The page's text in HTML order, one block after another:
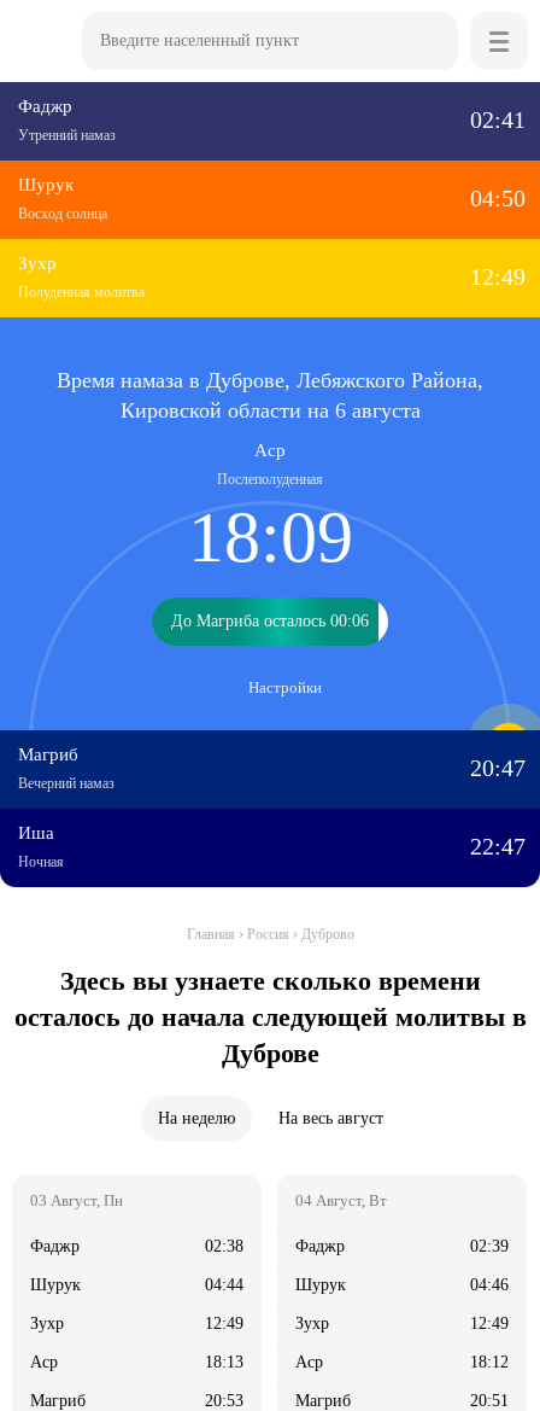
Фаджр
Утренний намаз
02:41
Шурук
Восход солнца
04:50
Зухр
Полуденная молитва
12:49
Настройки
Время намаза в Дуброве, Лебяжского Района,
Кировской области на 6 августа
Аср
Послеполуденная
18:09
До Магриба осталось 00:06
До Магриба осталось 00:06
Магриб
Вечерний намаз
20:47
Иша
Ночная
22:47
Главная › Россия › Дуброво
Здесь вы узнаете сколько времени
осталось до начала следующей молитвы в
Дуброве
На неделю На весь август
02:38
04:44
12:49
18:13
20:53
02:39
04:46
12:49
18:12
20:51